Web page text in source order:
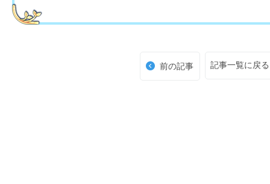
前の記事 記事一覧に戻る